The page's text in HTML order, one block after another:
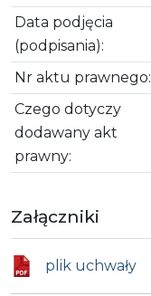
Data podjęcia
(podpisania):
Nr aktu prawnego:
Czego dotyczy
dodawany akt
prawny:
Załączniki
plik uchwały